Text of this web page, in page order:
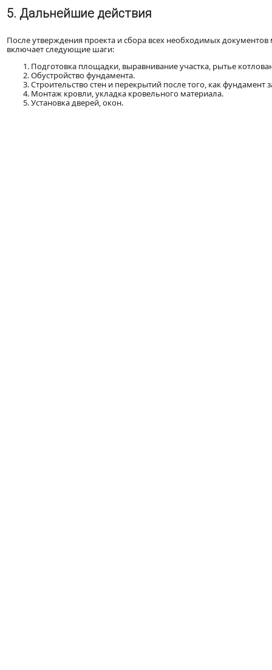
5. Дальнейшие действия
После утверждения проекта и сбора всех необходимых
включает следующие шаги:
Подготовка площадки, выравнивание участка, рытье
Обустройство фундамента.
Строительство стен и перекрытий после того, как фундамент
Монтаж кровли, укладка кровельного материала.
Установка дверей, окон.